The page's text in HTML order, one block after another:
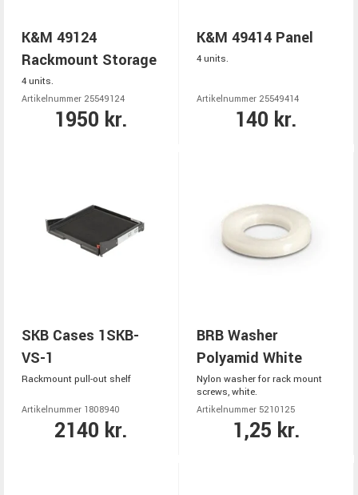
K&M 49124
Rackmount Storage
4 units.
Artikelnummer 25549124
1950 kr.
K&M 49414 Panel
4 units.
Artikelnummer 25549414
140 kr.
SKB Cases 1SKB-
VS-1
Rackmount pull-out shelf
Artikelnummer 1808940
2140 kr.
BRB Washer
Polyamid White
Nylon washer for rack mount
screws, white.
Artikelnummer 5210125
1,25 kr.